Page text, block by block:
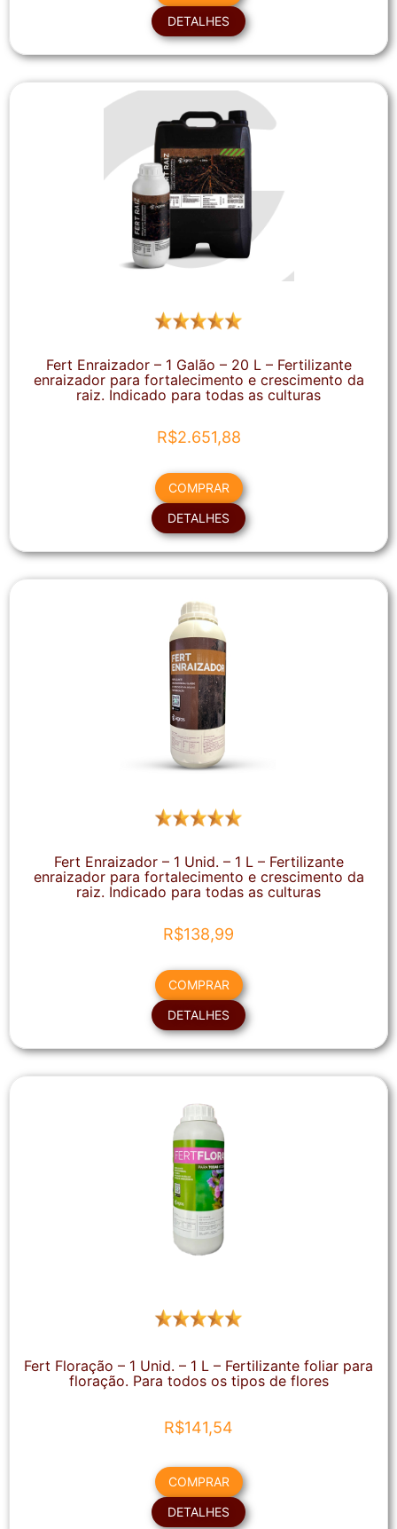
DETALHES
Fert Enraizador – 1 Galão – 20 L – Fertilizante
enraizador para fortalecimento e crescimento da
raiz. Indicado para todas as culturas
R$2.651,88
COMPRAR
DETALHES
Fert Enraizador – 1 Unid. – 1 L – Fertilizante
enraizador para fortalecimento e crescimento da
raiz. Indicado para todas as culturas
R$138,99
COMPRAR
DETALHES
Fert Floração – 1 Unid. – 1 L – Fertilizante foliar para
floração. Para todos os tipos de flores
R$141,54
COMPRAR
DETALHES